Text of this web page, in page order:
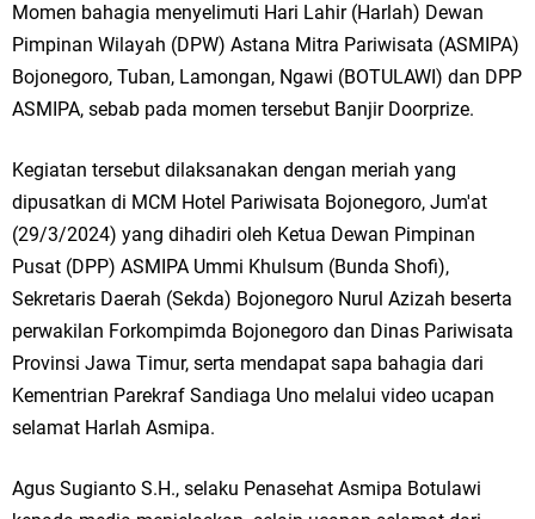
Komitmen Pelayanan Publik dan Kepedulian Sosial
Optik Merlin Donasikan Rp10,36 Juta, Perkuat Keberlanjutan Program
Ruwatan Malam Satu Suro di Dusun Kedungsekar Lor, Tradisi Luhur
yang Terus Istiqomah
Ketua DPD Golkar Gresik Wongso Negoro Sambut Tahun Baru Islam
1448 H dengan Doa Kedamaian
Wakil Ketua DPRD Gresik Mujid Riduan Sampaikan Doa dan Harapan di
Tahun Baru Islam 1448 H
Selamat Tahun Baru Islam 1 Muharram 1448 H: Pesan Hijrah Drs. H.
Momen bahagia menyelimuti Hari Lahir (Harlah) Dewan
Pimpinan Wilayah (DPW) Astana Mitra Pariwisata (ASMIPA)
Bojonegoro, Tuban, Lamongan, Ngawi (BOTULAWI) dan DPP
ASMIPA, sebab pada momen tersebut Banjir Doorprize.
Kegiatan tersebut dilaksanakan dengan meriah yang
dipusatkan di MCM Hotel Pariwisata Bojonegoro, Jum'at
(29/3/2024) yang dihadiri oleh Ketua Dewan Pimpinan
Pusat (DPP) ASMIPA Ummi Khulsum (Bunda Shofi),
Sekretaris Daerah (Sekda) Bojonegoro Nurul Azizah beserta
perwakilan Forkompimda Bojonegoro dan Dinas Pariwisata
Provinsi Jawa Timur, serta mendapat sapa bahagia dari
Kementrian Parekraf Sandiaga Uno melalui video ucapan
selamat Harlah Asmipa.
Agus Sugianto S.H., selaku Penasehat Asmipa Botulawi